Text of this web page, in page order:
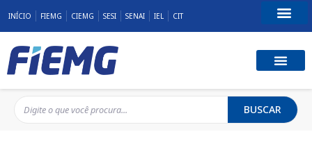
INÍCIO FIEMG CIEMG SESI SENAI IEL CIT
BUSCAR